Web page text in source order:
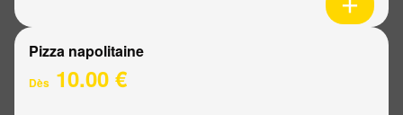
Pizza napolitaine
Dès 10.00 €